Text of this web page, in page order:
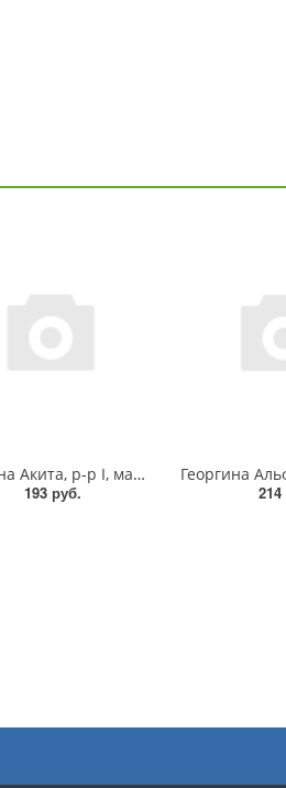
Георгина Акита, р-р I, макси декор., - 1шт
193 руб.